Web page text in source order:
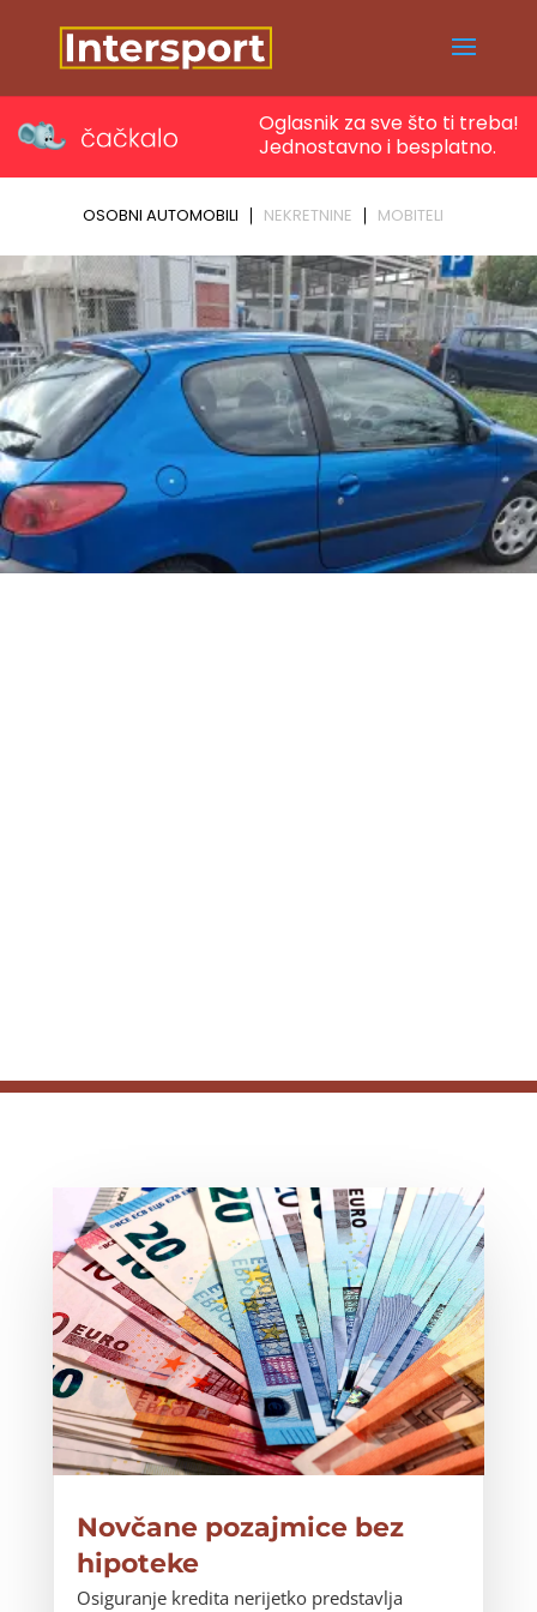
Novčane pozajmice bez
hipoteke
Osiguranje kredita nerijetko predstavlja